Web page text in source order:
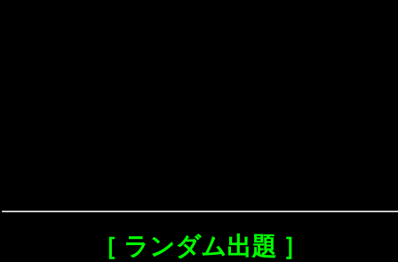
［ ランダム出題 ］